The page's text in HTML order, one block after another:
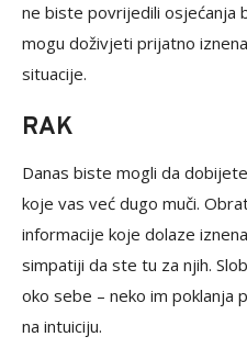
ne biste povrijedili osjećanja
mogu doživjeti prijatno
situacije.
RAK
Danas biste mogli da
koje vas već dugo muči.
informacije koje dolaze
simpatiji da ste tu za njih.
oko sebe – neko im poklanja
na intuiciju.